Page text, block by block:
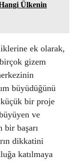
Ülkenin
ek olarak,
gizem
büyüdüğünü
bir proje
ve
bir başarı
dikkatini
katılmaya